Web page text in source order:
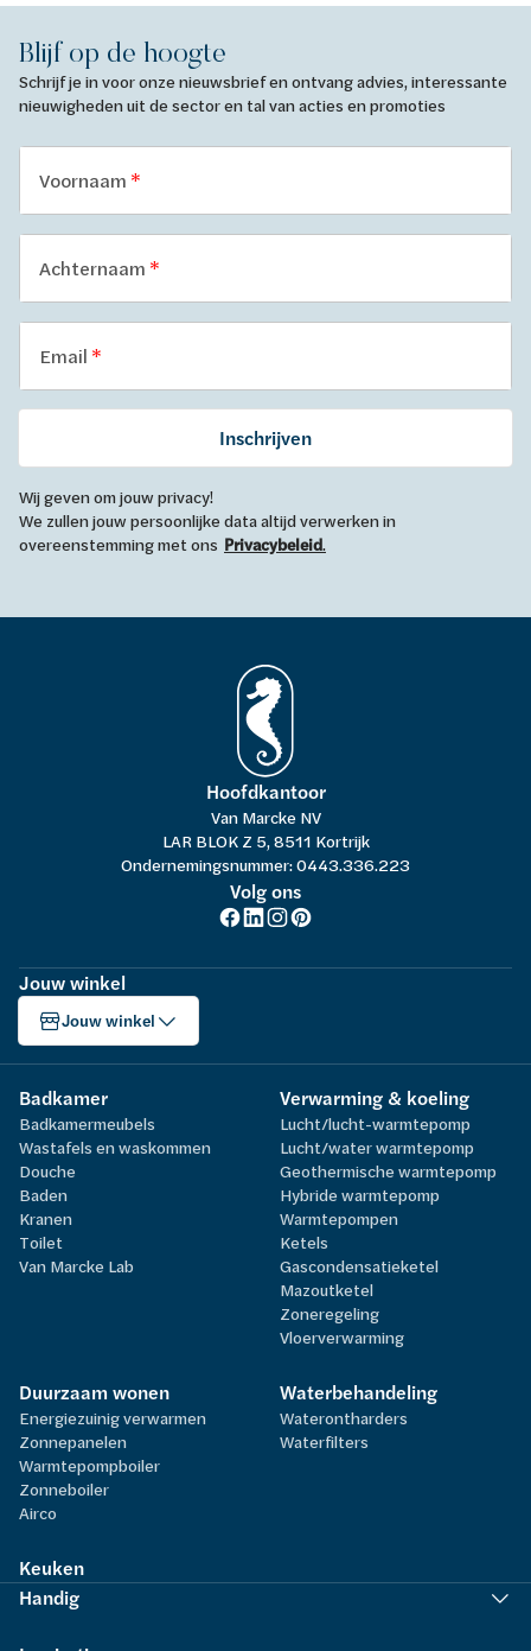
Blijf op de hoogte
Schrijf je in voor onze nieuwsbrief en ontvang advies, interessante
nieuwigheden uit de sector en tal van acties en promoties
Voornaam
Achternaam
Email
Inschrijven
Wij geven om jouw privacy!
We zullen jouw persoonlijke data altijd verwerken in
overeenstemming met ons Privacybeleid.
Hoofdkantoor
Van Marcke NV
LAR BLOK Z 5, 8511 Kortrijk
Ondernemingsnummer: 0443.336.223
Volg ons
Jouw winkel
Jouw winkel
Badkamer
Badkamermeubels
Wastafels en waskommen
Douche
Baden
Kranen
Toilet
Van Marcke Lab
Verwarming & koeling
Lucht/lucht-warmtepomp
Lucht/water warmtepomp
Geothermische warmtepomp
Hybride warmtepomp
Warmtepompen
Ketels
Gascondensatieketel
Mazoutketel
Zoneregeling
Vloerverwarming
Duurzaam wonen
Energiezuinig verwarmen
Zonnepanelen
Warmtepompboiler
Zonneboiler
Airco
Waterbehandeling
Waterontharders
Waterfilters
Keuken
Handig